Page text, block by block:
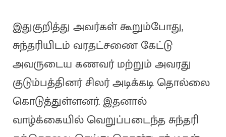
இதுகுறித்து அவர்கள் கூறும்போது,
சுந்தரியிடம் வரதட்சணை கேட்டு
அவருடைய கணவர் மற்றும் அவரது
குடும்பத்தினர் சிலர் அடிக்கடி தொல்லை
கொடுத்துள்ளனர். இதனால்
வாழ்க்கையில் வெறுப்படைந்த சுந்தரி